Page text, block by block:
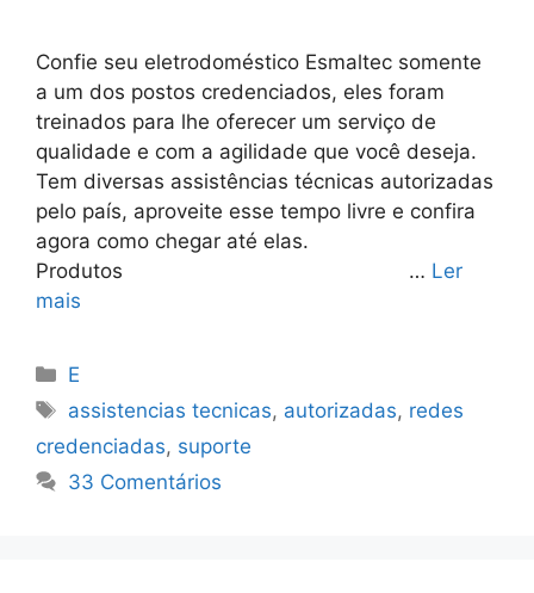
Confie seu eletrodoméstico Esmaltec somente
a um dos postos credenciados, eles foram
treinados para lhe oferecer um serviço de
qualidade e com a agilidade que você deseja.
Tem diversas assistências técnicas autorizadas
pelo país, aproveite esse tempo livre e confira
agora como chegar até elas.
Produtos … Ler
mais
Categorias
E
Tags
assistencias tecnicas, autorizadas, redes
credenciadas, suporte
33 Comentários